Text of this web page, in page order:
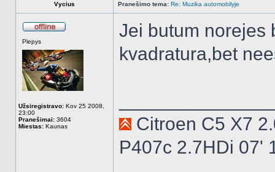
Vycius Pranešimo tema: Re: Muzika automobilyje
Plepys
Užsiregistravo: Kov 25 2008,
23:00
Pranešimai: 3604
Miestas: Kaunas
Jei butum norejes
kvadratura,bet
Citroen C5 X7
P407c 2.7HDi 07'